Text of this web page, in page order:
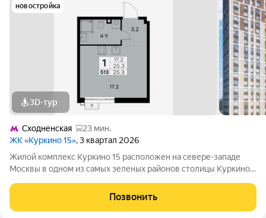
новостройка
3D-тур
Сходненская
23 мин.
ЖК «Куркино 15», 3 квартал 2026
Жилой комплекс Куркино 15 расположен на севере-западе
Москвы в одном из самых зеленых районов столицы Куркино.
которых открывается вдохновляющий вид на лесопарк и
мегаполис. Комплекс состоит
Позвонить